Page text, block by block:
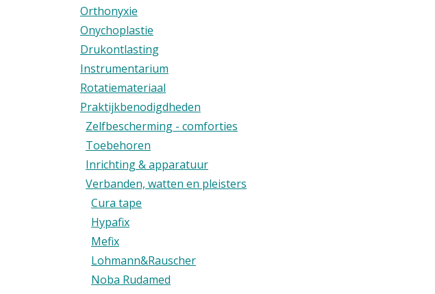
Orthonyxie
Onychoplastie
Drukontlasting
Instrumentarium
Rotatiemateriaal
Praktijkbenodigdheden
Zelfbescherming - comforties
Toebehoren
Inrichting & apparatuur
Verbanden, watten en pleisters
Cura tape
Hypafix
Mefix
Lohmann&Rauscher
Noba Rudamed